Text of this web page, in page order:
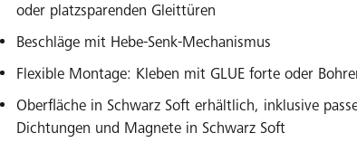
oder platzsparenden Gleittüren
Beschläge mit Hebe-Senk-Mechanismus
Flexible Montage: Kleben mit GLUE forte oder
Oberfläche in Schwarz Soft erhältlich, inklusive
Dichtungen und Magnete in Schwarz Soft